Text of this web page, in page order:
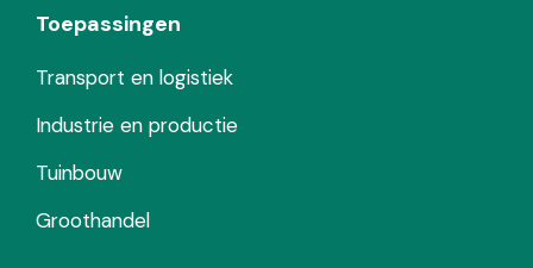
Toepassingen
Transport en logistiek
Industrie en productie
Tuinbouw
Groothandel